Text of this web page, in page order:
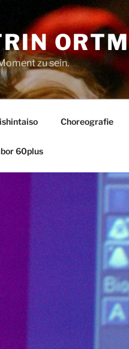
zu sein.
Choreografie
60plus